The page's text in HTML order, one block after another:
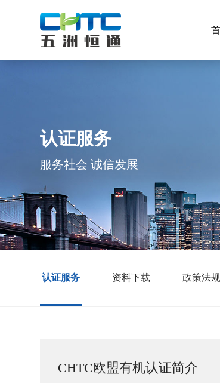
认证服务
服务社会 诚信发展
认证服务
认证服务 资料下载 政策法规
CHTC欧盟有机认证简介